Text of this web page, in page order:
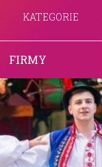
KATEGORIE
FIRMY